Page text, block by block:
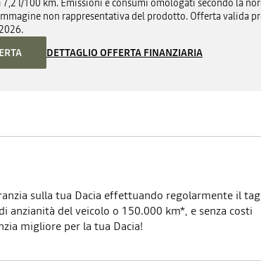
l/100 km. Emissioni e consumi omologati secondo la
non rappresentativa del prodotto. Offerta valida
DETTAGLIO OFFERTA FINANZIARIA
sulla tua Dacia effettuando regolarmente il
anzianità del veicolo o 150.000 km*, e senza costi
migliore per la tua Dacia!